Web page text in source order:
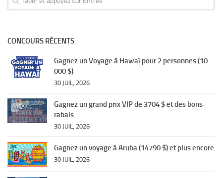
CONCOURS RÉCENTS
Gagnez un Voyage à Hawaï pour 2 personnes (10
000 $)
30 JUIL, 2026
Gagnez un grand prix VIP de 3704 $ et des bons-
rabais
30 JUIL, 2026
Gagnez un voyage à Aruba (14790 $) et plus encore
30 JUIL, 2026